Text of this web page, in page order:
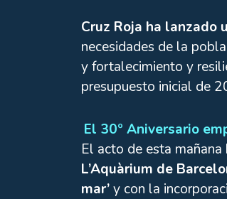
Cruz Roja ha lanzado
necesidades de la
y fortalecimiento y
presupuesto inicial de
El 30º Aniversario
El acto de esta
L’Aquàrium de
mar’y con la